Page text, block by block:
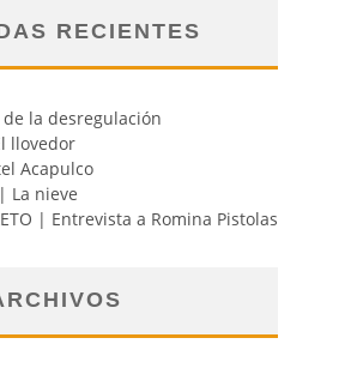
RECIENTES
la desregulación
llovedor
Acapulco
La nieve
| Entrevista a Romina Pistolas